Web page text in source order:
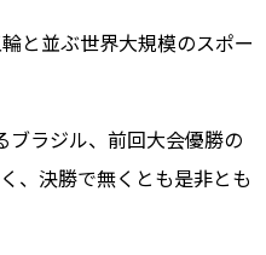
と並ぶ世界大規模のスポー
ブラジル、前回大会優勝の
、決勝で無くとも是非とも